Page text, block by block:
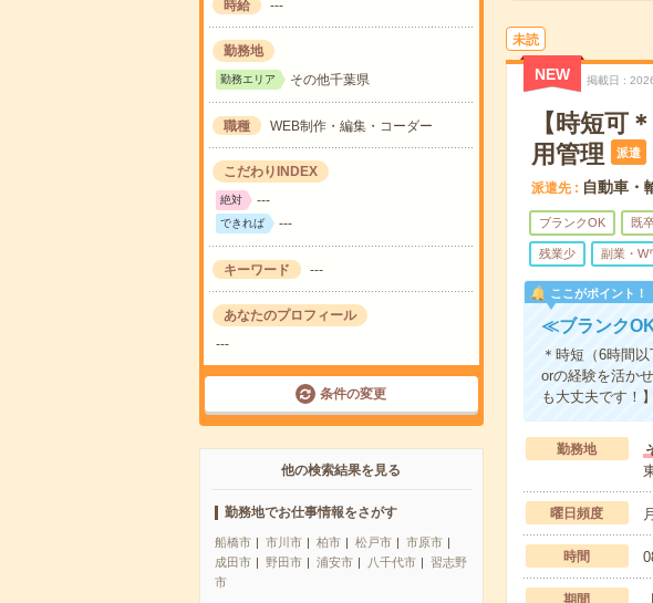
時給 ---
勤務地
勤務エリア その他千葉県
職種 WEB制作・編集・コーダー
こだわりINDEX
絶対 ---
できれば ---
キーワード ---
あなたのプロフィール
---
条件の変更
他の検索結果を見る
勤務地でお仕事情報をさがす
船橋市 市川市 柏市 松戸市
市原市
成田市
野田市 浦安市 八千代市
習志野
市
未読
NEW 掲載日
【時短可
用管理
派遣
派遣先 自動車・
ブランクOK 既
残業少 副業・W
ここがポイント！
≪ブランク
＊時短（6時間
orの経験を活か
も大丈夫です！
勤務地
曜日頻度
時間
期間